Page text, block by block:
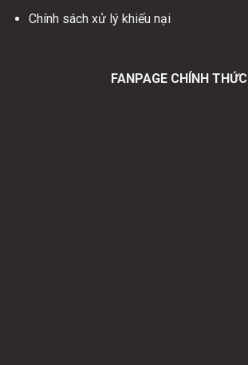
Chính sách xử lý khiếu nại
FANPAGE CHÍNH THỨC